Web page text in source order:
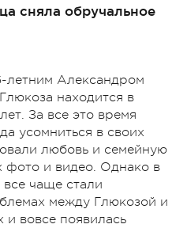
сняла обручальное
летним Александром
находится в
За все это время
усомниться в своих
любовь и семейную
фото и видео. Однако в
чаще стали
между Глюкозой и
вовсе появилась